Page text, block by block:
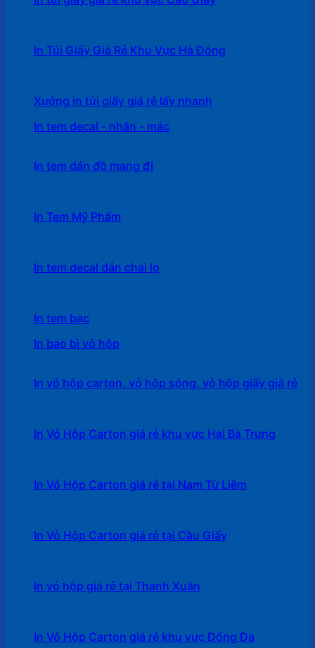
In Túi Giấy Giá Rẻ Khu Vực Hà Đông
Xưởng in túi giấy giá rẻ lấy nhanh
In tem decal - nhãn - mác
In tem dán đồ mang đi
In Tem Mỹ Phẩm
In tem decal dán chai lọ
In tem bạc
In bao bì vỏ hộp
In vỏ hộp carton, vỏ hộp sóng, vỏ hộp giấy giá rẻ
In Vỏ Hộp Carton giá rẻ khu vực Hai Bà Trưng
In Vỏ Hộp Carton giá rẻ tại Nam Từ Liêm
In Vỏ Hộp Carton giá rẻ tại Cầu Giấy
In vỏ hộp giá rẻ tại Thanh Xuân
In Vỏ Hộp Carton giá rẻ khu vực Đống Đa